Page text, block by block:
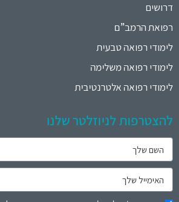
דרושים
רפואת הרמב”ם
לימודי רפואה טבעית
לימודי רפואה משלימה
לימודי רפואה אלטרנטיבית
להצטרפות לניוזלטר שלנו